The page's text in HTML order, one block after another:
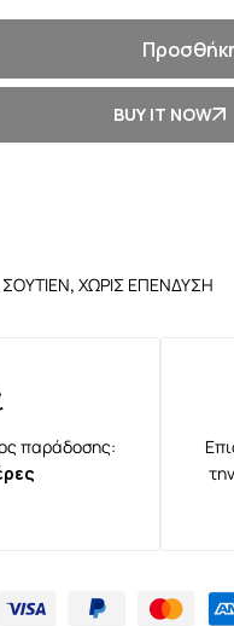
BUY IT NOW
ΣΟΥΤΙΕΝ, ΧΩΡΙΣ ΕΠΕΝΔΥΣΗ
παράδοσης: